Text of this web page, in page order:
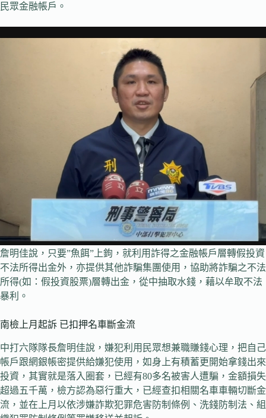
民眾金融帳戶。
詹明佳說，只要”魚餌”上鉤，就利用詐得之金融帳戶層轉假投資
不法所得出金外，亦提供其他詐騙集團使用，協助將詐騙之不法
所得(如：假投資股票)層轉出金，從中抽取水錢，藉以牟取不法
暴利。
南檢上月起訴 已扣押名車斷金流
中打六隊隊長詹明佳說，嫌犯利用民眾想兼職賺錢心理，把自己
帳戶跟網銀帳密提供給嫌犯使用，如身上有積蓄更開始拿錢出來
投資，其實就是落入圈套，已經有80多名被害人遭騙，金額損失
超過五千萬，檢方認為惡行重大，已經查扣相關名車車輛切斷金
流，並在上月以依涉嫌詐欺犯罪危害防制條例、洗錢防制法、組